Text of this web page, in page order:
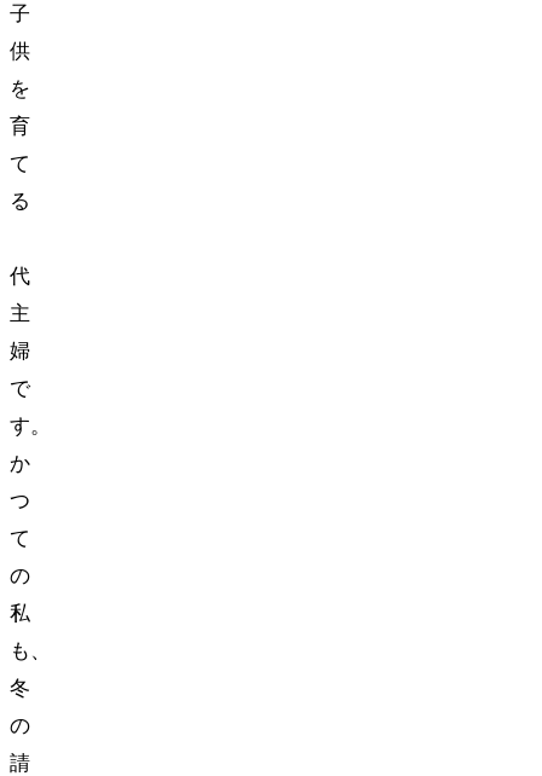
子
供
を
育
て
る
代
主
婦
で
す。
か
つ
て
の
私
も、
冬
の
請